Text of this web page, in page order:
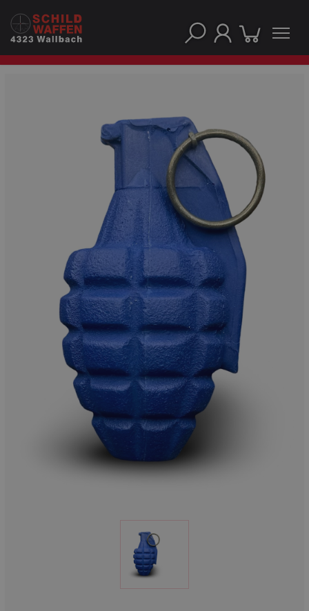
UNSERE TOP-MARKEN
UNSERE TOP-KATEGORIEN
Munition
Lampen und Zubehör